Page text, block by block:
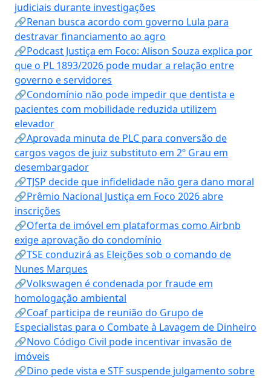
judiciais durante investigações
🔗Renan busca acordo com governo Lula para
destravar financiamento ao agro
🔗Podcast Justiça em Foco: Alison Souza explica por
que o PL 1893/2026 pode mudar a relação entre
governo e servidores
🔗Condomínio não pode impedir que dentista e
pacientes com mobilidade reduzida utilizem
elevador
🔗Aprovada minuta de PLC para conversão de
cargos vagos de juiz substituto em 2º Grau em
desembargador
🔗TJSP decide que infidelidade não gera dano moral
🔗Prêmio Nacional Justiça em Foco 2026 abre
inscrições
🔗Oferta de imóvel em plataformas como Airbnb
exige aprovação do condomínio
🔗TSE conduzirá as Eleições sob o comando de
Nunes Marques
🔗Volkswagen é condenada por fraude em
homologação ambiental
🔗Coaf participa de reunião do Grupo de
Especialistas para o Combate à Lavagem de Dinheiro
🔗Novo Código Civil pode incentivar invasão de
imóveis
🔗Dino pede vista e STF suspende julgamento sobre